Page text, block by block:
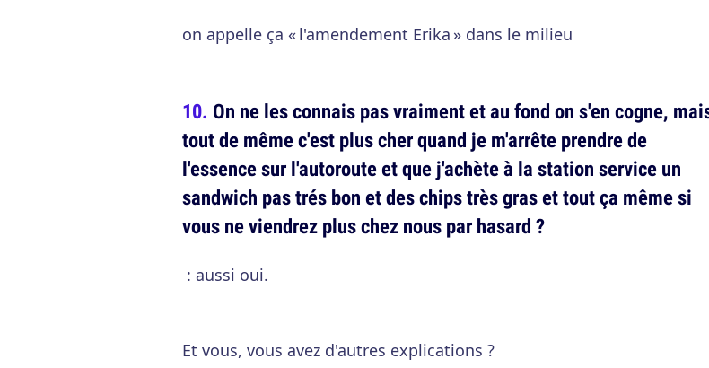
on appelle ça « l'amendement Erika » dans le milieu
On ne les connais pas vraiment et au fond on s'en cogne,
tout de même c'est plus cher quand je m'arrête prendre de
l'essence sur l'autoroute et que j'achète à la station service un
sandwich pas trés bon et des chips très gras et tout ça même si
vous ne viendrez plus chez nous par hasard ?
: aussi oui.
Et vous, vous avez d'autres explications ?